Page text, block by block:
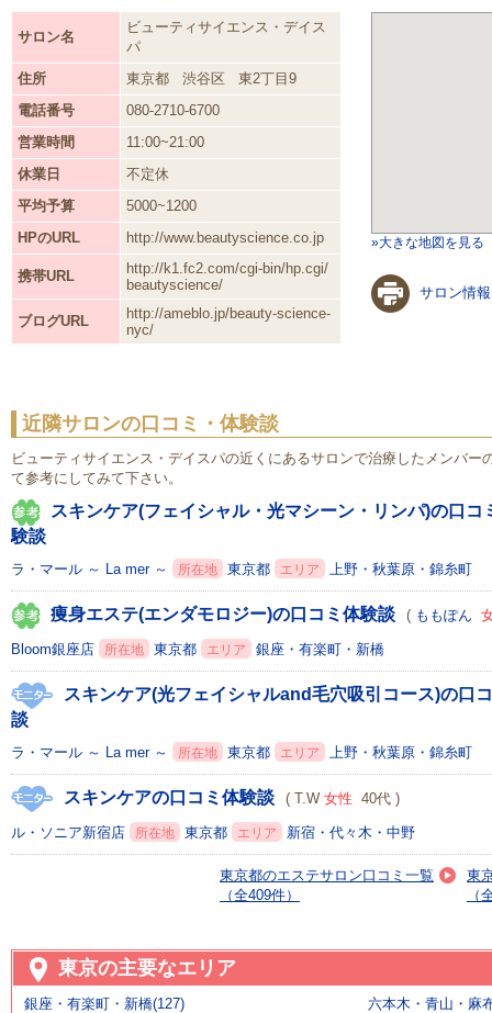
サロン名
ビューティサイエンス・デイス
パ
住所
東京都 渋谷区
東2丁目9
電話番号
080-2710-6700
営業時間
11:00~21:00
休業日
不定休
平均予算
5000~1200
HPのURL
http://www.beautyscience.co.jp
携帯URL
http://k1.fc2.com/cgi-bin/hp.cgi/
beautyscience/
ブログURL
http://ameblo.jp/beauty-science-
nyc/
»大きな地図を見る
サロン情
近隣サロンの口コミ・体験談
ビューティサイエンス・デイスパの近くにあるサロンで治療したメンバー
て参考にしてみて下さい。
スキンケア(フェイシャル・光マシーン・リンパ)の口コ
験談
ラ・マール ～ La mer ～ 所在地 東京都 エリア 上野・秋葉原・錦糸町
痩身エステ(エンダモロジー)の口コミ体験談 ( ももぽん
Bloom銀座店 所在地 東京都 エリア 銀座・有楽町・新橋
スキンケア(光フェイシャルand毛穴吸引コース)の口
談
ラ・マール ～ La mer ～ 所在地 東京都 エリア 上野・秋葉原・錦糸町
スキンケアの口コミ体験談 ( T.W 女性 40代 )
ル・ソニア新宿店 所在地 東京都 エリア 新宿・代々木・中野
東
（
東京都のエステサロン口コミ一覧
（全409件）
東京の主要なエリア
銀座・有楽町・新橋(127)
六本木・青山・麻